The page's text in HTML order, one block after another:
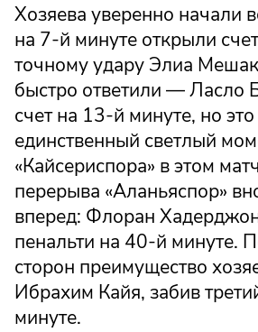
Хозяева уверенно начали
на 7-й минуте открыли
точному удару Элиа
быстро ответили — Ласло
счет на 13-й минуте, но
единственный светлый
«Кайсериспора» в этом
перерыва «Аланьяспор»
вперед: Флоран
пенальти на 40-й минуте.
сторон преимущество
Ибрахим Кайя, забив
минуте.